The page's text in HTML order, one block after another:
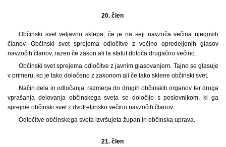
20. člen
Občinski svet veljavno sklepa, če je na seji navzoča večina njegovih
članov. Občinski svet sprejema odločitve z večino opredeljenih glasov
navzočih članov, razen če zakon ali ta statut določa drugačno večino.
Občinski svet sprejema odločitve z javnim glasovanjem. Tajno se glasuje
v primeru, ko je tako določeno z zakonom ali če tako sklene občinski svet.
Način dela in odločanja, razmerja do drugih občinskih organov ter druga
vprašanja delovanja občinskega sveta se določijo s poslovnikom, ki ga
sprejme občinski svet z dvotretjinsko večino navzočih članov.
Odločitve občinskega sveta izvršujeta župan in občinska uprava.
21. člen